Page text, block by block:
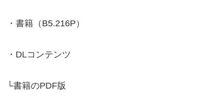
・書籍（B5.216P）
・DLコンテンツ
└書籍のPDF版